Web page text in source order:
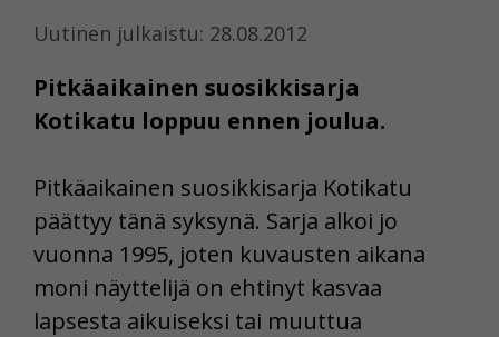
Uutinen julkaistu: 28.08.2012
Pitkäaikainen suosikkisarja
Kotikatu loppuu ennen joulua.
Pitkäaikainen suosikkisarja Kotikatu
päättyy tänä syksynä. Sarja alkoi jo
vuonna 1995, joten kuvausten aikana
moni näyttelijä on ehtinyt kasvaa
lapsesta aikuiseksi tai muuttua